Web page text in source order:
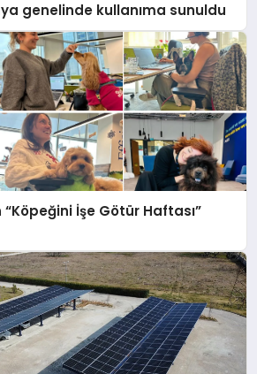
genelinde kullanıma sunuldu
İşe Götür Haftası”